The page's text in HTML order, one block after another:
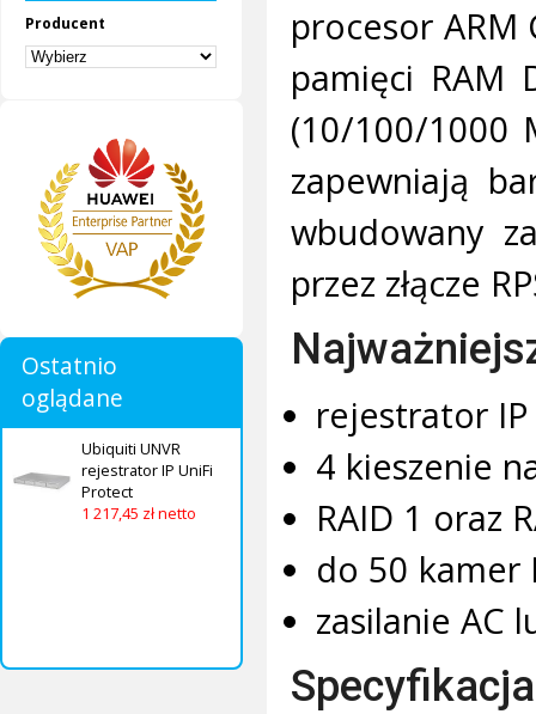
Producent
Ostatnio
oglądane
Ubiquiti UNVR
rejestrator IP UniFi
Protect
1 217,45 zł netto
procesor ARM
pamięci RAM
(10/100/1000
zapewniają
wbudowany
przez złącze
rejestrator
4 kieszenie
RAID 1 oraz
do 50 kamer
zasilanie AC
Specyfikacja